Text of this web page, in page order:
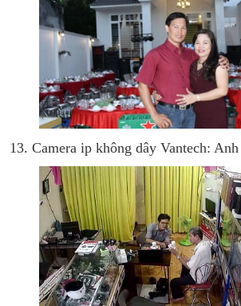
13. Camera ip không dây Vantech: